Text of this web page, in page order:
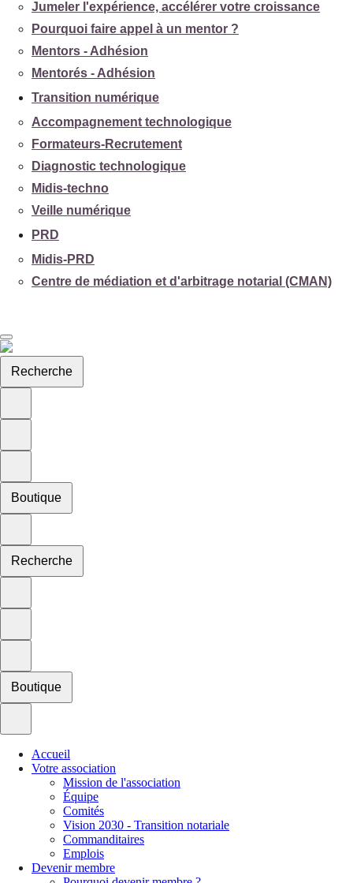
Jumeler l'expérience, accélérer votre croissance
Pourquoi faire appel à un mentor ?
Mentors - Adhésion
Mentorés - Adhésion
Transition numérique
Accompagnement technologique
Formateurs-Recrutement
Diagnostic technologique
Midis-techno
Veille numérique
PRD
Midis-PRD
Centre de médiation et d'arbitrage notarial (CMAN)
Recherche
Boutique
Recherche
Boutique
Accueil
Votre association
Mission de l'association
Équipe
Comités
Vision 2030 - Transition notariale
Commanditaires
Emplois
Devenir membre